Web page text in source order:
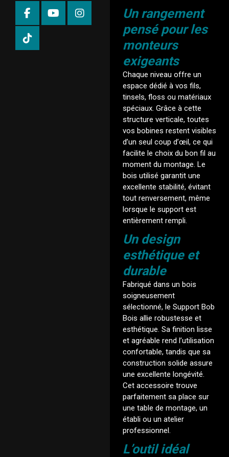
Un rangement
pensé pour les
monteurs
exigeants
Chaque niveau offre un
espace dédié à vos fils,
tinsels, floss ou matériaux
spéciaux. Grâce à cette
structure verticale, toutes
vos bobines restent visibles
d’un seul coup d’œil, ce qui
facilite le choix du bon fil au
moment du montage. Le
bois utilisé garantit une
excellente stabilité, évitant
tout renversement, même
lorsque le support est
entièrement rempli.
Un design
esthétique et
durable
Fabriqué dans un bois
soigneusement
sélectionné, le Support Bob
Bois allie robustesse et
esthétique. Sa finition lisse
et agréable rend l’utilisation
confortable, tandis que sa
construction solide assure
une excellente longévité.
Cet accessoire trouve
parfaitement sa place sur
une table de montage, un
établi ou un atelier
professionnel.
L’outil idéal